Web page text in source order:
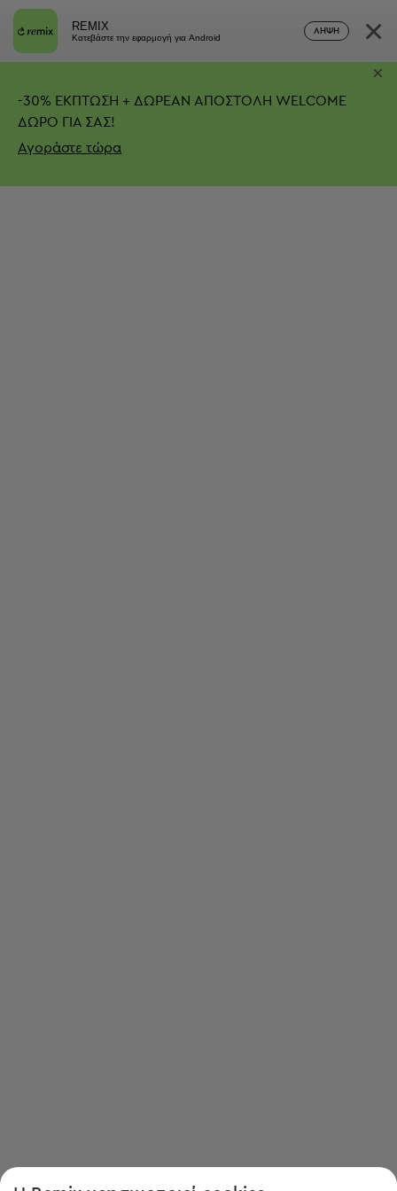
REMIX
Κατεβάστε την εφαρμογή για Android
ΛΉΨΗ ×
-30% ΕΚΠΤΩΣΗ + ΔΩΡΕΑΝ ΑΠΟΣΤΟΛΗ WELCOME
ΔΩΡΟ ΓΙΑ ΣΑΣ!
Αγοράστε τώρα
×